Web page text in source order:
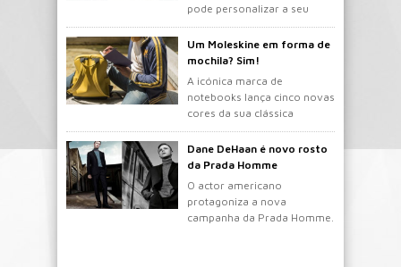
pode personalizar a seu
gosto.
Um Moleskine em forma de
mochila? Sim!
A icónica marca de
notebooks lança cinco novas
cores da sua clássica
mochila.
Dane DeHaan é novo rosto
da Prada Homme
O actor americano
protagoniza a nova
campanha da Prada Homme.